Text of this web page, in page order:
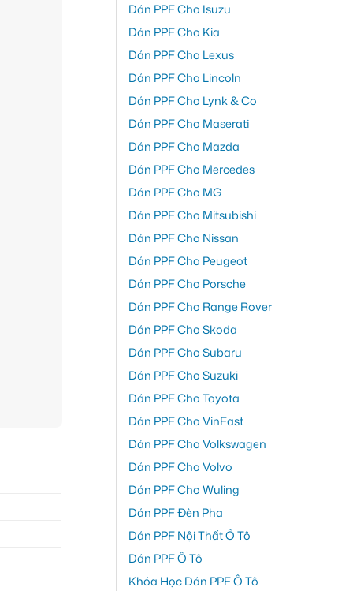
Dán PPF Cho Isuzu
Dán PPF Cho Kia
Dán PPF Cho Lexus
Dán PPF Cho Lincoln
Dán PPF Cho Lynk & Co
Dán PPF Cho Maserati
Dán PPF Cho Mazda
Dán PPF Cho Mercedes
Dán PPF Cho MG
Dán PPF Cho Mitsubishi
Dán PPF Cho Nissan
Dán PPF Cho Peugeot
Dán PPF Cho Porsche
Dán PPF Cho Range Rover
Dán PPF Cho Skoda
Dán PPF Cho Subaru
Dán PPF Cho Suzuki
Dán PPF Cho Toyota
Dán PPF Cho VinFast
Dán PPF Cho Volkswagen
Dán PPF Cho Volvo
Dán PPF Cho Wuling
Dán PPF Đèn Pha
Dán PPF Nội Thất Ô Tô
Dán PPF Ô Tô
Khóa Học Dán PPF Ô Tô